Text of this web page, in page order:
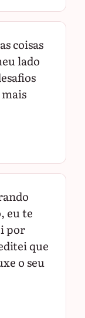
coisas
lado
eu te
por
que
o seu